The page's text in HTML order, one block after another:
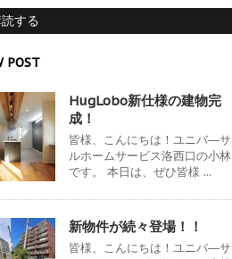
する
POST
HugLobo新仕様の建物完
成！
皆様、こんにちは！ユニバ―サ
ルホームサービス洛西口の小林
です。 本日は、ぜひ皆様 ...
新物件が続々登場！！
皆様、こんにちは！ユニバ―サ